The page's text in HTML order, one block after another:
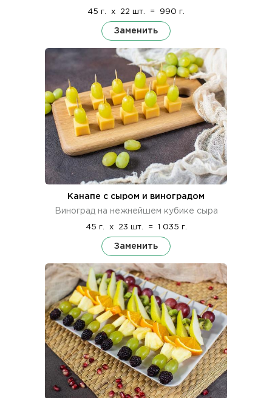
45 г. x 22 шт. = 990 г.
Заменить
Канапе с сыром и виноградом
Виноград на нежнейшем кубике сыра
45 г. x 23 шт. = 1 035 г.
Заменить